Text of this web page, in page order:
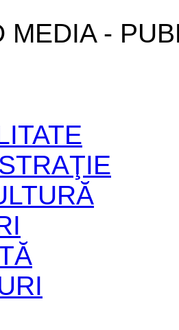
MEDIA -